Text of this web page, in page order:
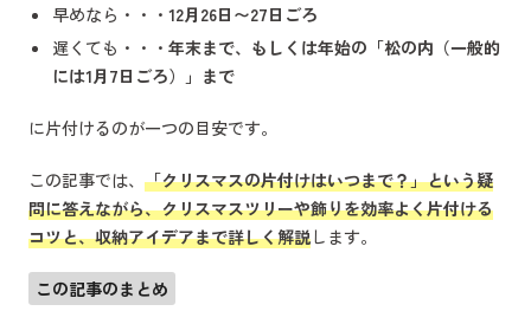
早めなら・・・ 12月26日〜27日ごろ
遅くても・・・ 年末まで、もしくは年始の「松の内（一般的
には1月7日ごろ）」まで
に片付けるのが一つの目安です。
この記事では、 「クリスマスの片付けはいつまで？」という疑
問に答えながら、クリスマスツリーや飾りを効率よく片付ける
コツと、収納アイデアまで詳しく解説します。
この記事のまとめ